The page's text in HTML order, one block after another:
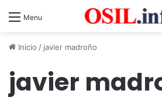
Menu
Inicio / javier madroño
javier